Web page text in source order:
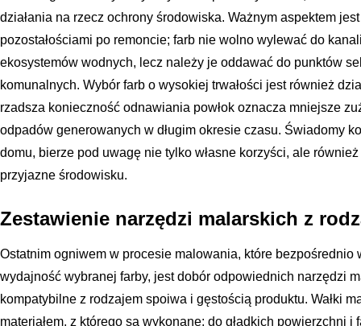
działania na rzecz ochrony środowiska. Ważnym aspektem
pozostałościami po remoncie; farb nie wolno wylewać do
ekosystemów wodnych, lecz należy je oddawać do punktów
komunalnych. Wybór farb o wysokiej trwałości jest również
rzadsza konieczność odnawiania powłok oznacza mniejsze
odpadów generowanych w długim okresie czasu. Świadomy
domu, bierze pod uwagę nie tylko własne korzyści, ale
przyjazne środowisku.
Zestawienie narzędzi malarskich z
Ostatnim ogniwem w procesie malowania, które bezpośrednio
wydajność wybranej farby, jest dobór odpowiednich narzędzi
kompatybilne z rodzajem spoiwa i gęstością produktu. Wałki
materiałem, z którego są wykonane; do gładkich powierzchni